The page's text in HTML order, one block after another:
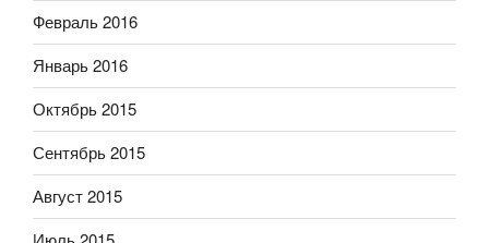
Февраль 2016
Январь 2016
Октябрь 2015
Сентябрь 2015
Август 2015